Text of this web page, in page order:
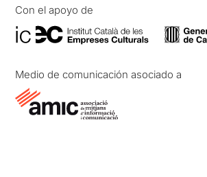
Con el apoyo de
Medio de comunicación asociado a